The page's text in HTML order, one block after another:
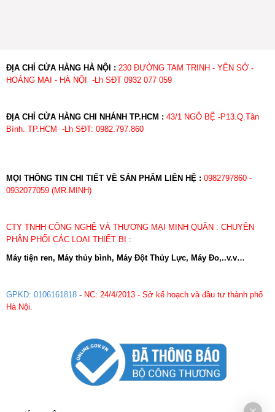
ĐỊA CHỈ CỬA HÀNG HÀ NỘI : 230 ĐƯỜNG TAM TRINH - YÊN SỞ -
HOÀNG MAI - HÀ NỘI -Lh SĐT 0932 077 059
ĐỊA CHỈ CỬA HÀNG CHI NHÁNH TP.HCM : 43/1 NGÔ BỆ -P13.Q.Tân
Bình. TP.HCM -Lh SĐT: 0982.797.860
MỌI THÔNG TIN CHI TIẾT VỀ SẢN PHẨM LIÊN HỆ : 0982797860 -
0932077059 (MR.MINH)
CTY TNHH CÔNG NGHỆ VÀ THƯƠNG MẠI MINH QUÂN : CHUYÊN
PHÂN PHỐI CÁC LOẠI THIẾT BỊ
:
Máy tiện ren, Máy thủy bình, Máy Đột Thủy Lực, Máy Đo,..v.v…
GPKD: 0106161818 - NC: 24/4/2013 - Sở kế hoạch và đầu tư thành phố
Hà Nội.